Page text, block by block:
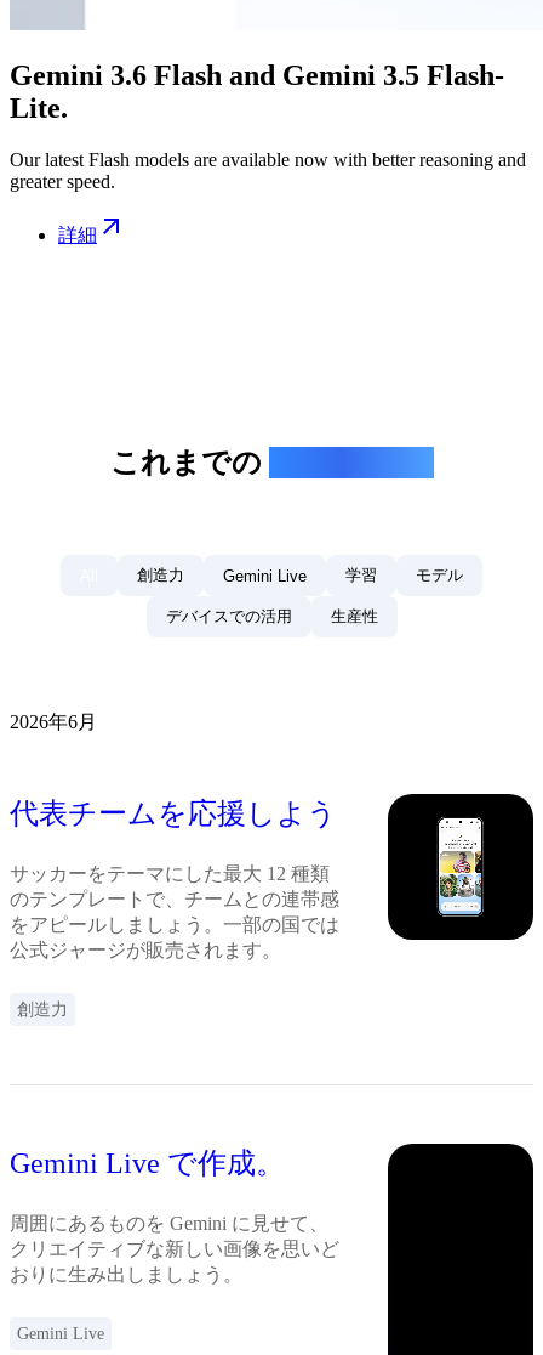
Gemini 3.6 Flash and Gemini 3.5 Flash-
Lite.
Our latest Flash models are available now with better reasoning and
greater speed.
詳細
これまでの
創造力 Gemini Live 学習 モデル
デバイスでの活用 生産性
2026年6月
代表チームを応援しよう
サッカーをテーマにした最大 12 種類
のテンプレートで、チームとの連帯感
をアピールしましょう。一部の国では
公式ジャージが販売されます。
創造力
Gemini Live で作成。
周囲にあるものを Gemini に見せて、
クリエイティブな新しい画像を思いど
おりに生み出しましょう。
Gemini Live